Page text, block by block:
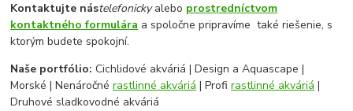
Kontaktujte nástelefonickyalebo prostredníctvom
kontaktného formulára a spoločne pripravíme také riešenie, s
ktorým budete spokojní.
Naše portfólio: Cichlidové akváriá | Design a Aquascape |
Morské | Nenáročnérastlinné akváriá | Profirastlinné akváriá |
Druhové sladkovodné akváriá